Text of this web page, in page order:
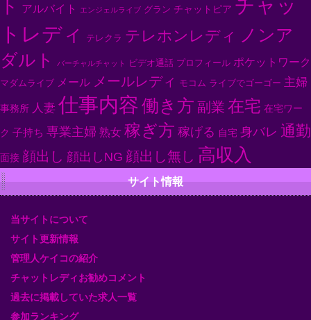
ト
アルバイト エンジェルライブ グラン チャットピア チャッ
トレディ
テレクラ テレホンレディ ノンア
ダルト
バーチャルチャット ビデオ通話 プロフィール ポケットワーク
マダムライブ メール メールレディ モコム ライブでゴーゴー 主婦
事務所 人妻 仕事内容働き方 副業 在宅 在宅ワー
ク 子持ち 専業主婦 熟女 稼ぎ方 稼げる 自宅 身バレ 通勤
面接 顔出し 顔出しNG 顔出し無し 高収入
サイト情報
当サイトについて
サイト更新情報
管理人ケイコの紹介
チャットレディお勧めコメント
過去に掲載していた求人一覧
参加ランキング